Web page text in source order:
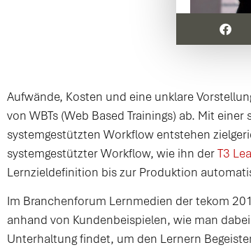
Aufwände, Kosten und eine unklare
von WBTs (Web Based Trainings) ab. Mit
systemgestützten Workflow entstehen
systemgestützter Workflow, wie ihn derT3
Lernzieldefinition bis zur Produktion
Im Branchenforum Lernmedien der tekom
anhand von Kundenbeispielen, wie man
Unterhaltung findet, um den Lernern